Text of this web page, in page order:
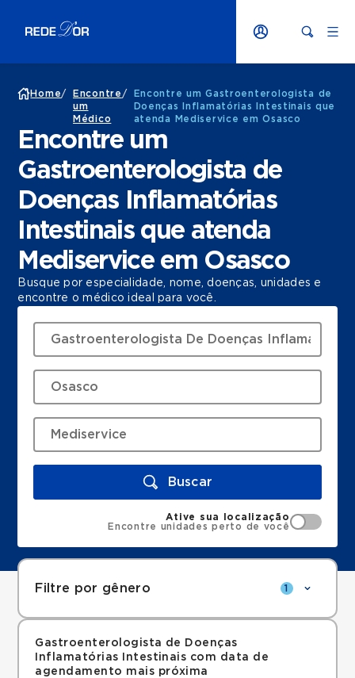
Home/
Encontre
um
Médico
/
Encontre um Gastroenterologista de
Doenças Inflamatórias Intestinais que
atenda Mediservice em Osasco
Encontre um
Gastroenterologista de
Doenças Inflamatórias
Intestinais que atenda
Mediservice em Osasco
Busque por especialidade, nome, doenças, unidades e
encontre o médico ideal para você.
Buscar
Ative sua localização
Encontre unidades perto de você
Filtre por gênero 1
Gastroenterologista de Doenças
Inflamatórias Intestinais com data de
agendamento mais próxima